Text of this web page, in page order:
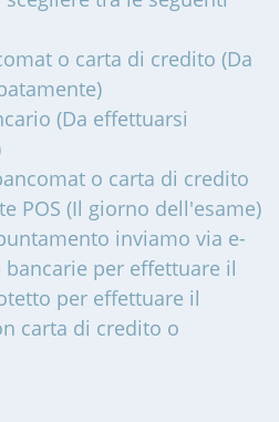
o carta di credito (Da
(Da effettuarsi
o carta di credito
POS (Il giorno dell'esame)
inviamo via e-
per effettuare il
per effettuare il
carta di credito o